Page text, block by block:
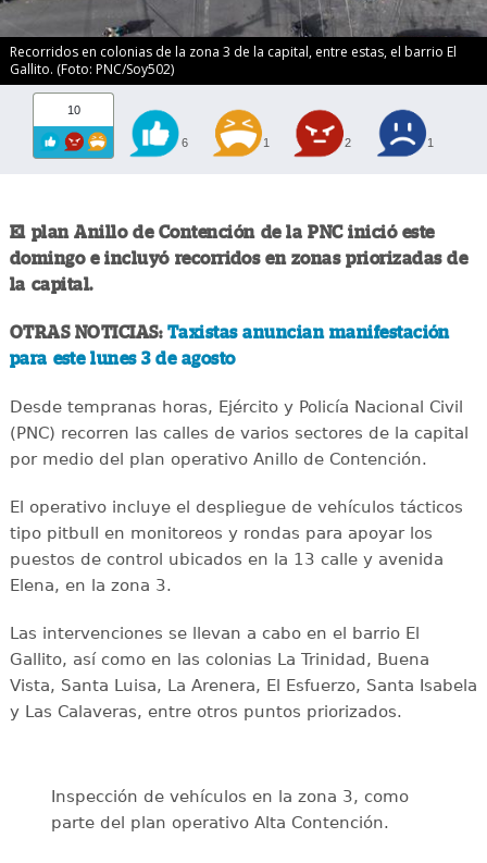
Recorridos en colonias de la zona 3 de la capital, entre estas, el barrio El
Gallito. (Foto: PNC/Soy502)
10
6 1 2 1
El plan Anillo de Contención de la PNC inició este
domingo e incluyó recorridos en zonas priorizadas de
la capital.
OTRAS NOTICIAS: Taxistas anuncian manifestación
para este lunes 3 de agosto
Desde tempranas horas, Ejército y Policía Nacional Civil
(PNC) recorren las calles de varios sectores de la capital
por medio del plan operativo Anillo de Contención.
El operativo incluye el despliegue de vehículos tácticos
tipo pitbull en monitoreos y rondas para apoyar los
puestos de control ubicados en la 13 calle y avenida
Elena, en la zona 3.
Las intervenciones se llevan a cabo en el barrio El
Gallito, así como en las colonias La Trinidad, Buena
Vista, Santa Luisa, La Arenera, El Esfuerzo, Santa Isabela
y Las Calaveras, entre otros puntos priorizados.
Inspección de vehículos en la zona 3, como
parte del plan operativo Alta Contención.